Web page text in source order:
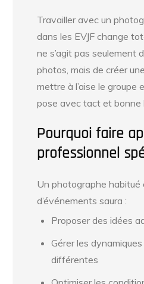
Travailler avec un
dans les EVJF change
ne s’agit pas seulement
photos, mais de créer
mettre à l’aise le groupe
pose avec tact et bonne
Pourquoi faire
professionnel
Un photographe habitué
d’événements saura :
Proposer des idées
Gérer les
différentes